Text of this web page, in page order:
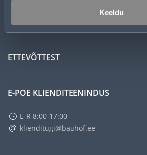
Keeldu
ETTEVÕTTEST
E-POE KLIENDITEENINDUS
E-R 8:00-17:00
klienditugi@bauhof.ee